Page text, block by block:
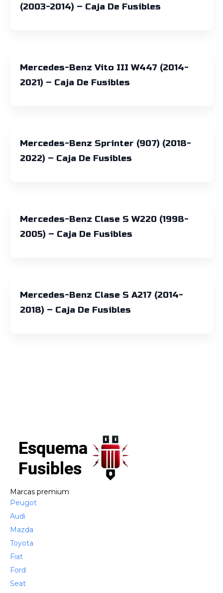
(2003-2014) – Caja De Fusibles
Mercedes-Benz Vito III W447 (2014-
2021) – Caja De Fusibles
Mercedes-Benz Sprinter (907) (2018-
2022) – Caja De Fusibles
Mercedes-Benz Clase S W220 (1998-
2005) – Caja De Fusibles
Mercedes-Benz Clase S A217 (2014-
2018) – Caja De Fusibles
Marcas premium
Peugot
Audi
Mazda
Toyota
Fiat
Ford
Seat